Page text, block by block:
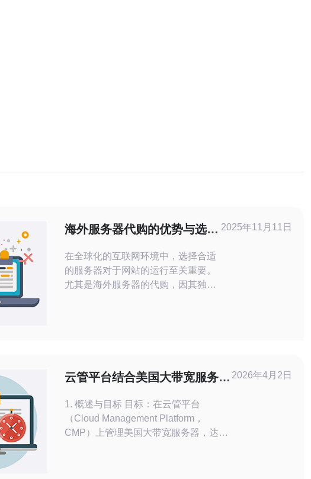
海外服务器代购的优势与选择
在全球化的互联网环境中，选择合适
的服务器对于网站的运行至关重要。
尤其是海外服务器的代购，因其独特
务器代购的原因主要包括资源的丰富
性、访问速度的提高、以及更优质的
客户服务等。通过代购
2025年11月11日
云管平台结合美国大带宽服务器
1. 概述与目标 目标：在云管平台
（Cloud Management Platform，
CMP）上管理美国大带宽服务器，达到
2026年4月2日